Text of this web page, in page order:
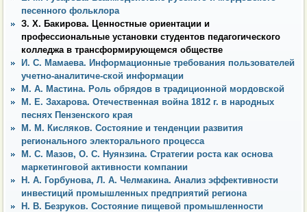
песенного фольклора
З. X. Бакирова. Ценностные ориентации и
профессиональные установки студентов педагогического
колледжа в трансформирующемся обществе
И. С. Мамаева. Информационные требования пользователей
учетно-аналитиче-ской информации
М. А. Мастина. Роль обрядов в традиционной мордовской
М. Е. Захарова. Отечественная война 1812 г. в народных
песнях Пензенского края
М. М. Кисляков. Состояние и тенденции развития
регионального электорального процесса
М. С. Мазов, О. С. Нуянзина. Стратегии роста как основа
маркетинговой активности компании
Н. А. Горбунова, Л. А. Челмакина. Анализ эффективности
инвестиций промышленных предприятий региона
Н. В. Безруков. Состояние пищевой промышленности